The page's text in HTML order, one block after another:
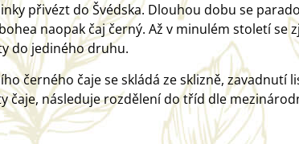
přivézt do Švédska. Dlouhou dobu se
naopak čaj černý. Až v minulém století se
do jediného druhu.
černého čaje se skládá ze sklizně,
čaje, následuje rozdělení do tříd dle